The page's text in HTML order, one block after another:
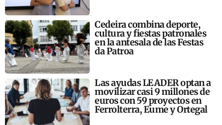
Cedeira combina deporte,
cultura y fiestas patronales
en la antesala de las Festas
da Patroa
Las ayudas LEADER optan a
movilizar casi 9 millones de
euros con 59 proyectos en
Ferrolterra, Eume y Ortegal